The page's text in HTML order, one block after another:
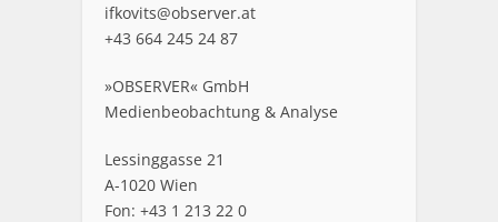
ifkovits@observer.at
+43 664 245 24 87
»OBSERVER« GmbH
Medienbeobachtung & Analyse
Lessinggasse 21
A-1020 Wien
Fon: +43 1 213 22 0